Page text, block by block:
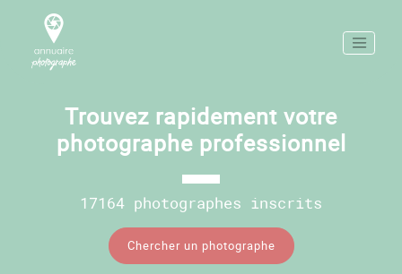
Trouvez rapidement votre
photographe professionnel
17164 photographes inscrits
Chercher un photographe